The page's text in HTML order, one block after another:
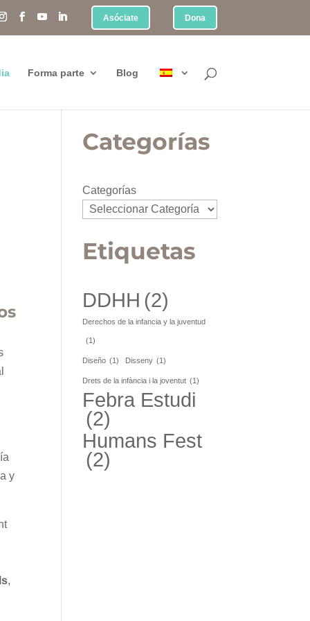
Asóciate Dona
Forma parte Blog
y
,
Categorías
Categorías
Etiquetas
DDHH (2)
Derechos de la infancia y la juventud
(1)
Diseño (1) Disseny (1)
Drets de la infància i la joventut (1)
Febra Estudi
(2)
Humans Fest
(2)